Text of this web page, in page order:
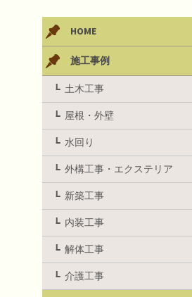
HOME
施工事例
土木工事
屋根・外壁
水回り
外構工事・エクステリア
新築工事
内装工事
解体工事
介護工事